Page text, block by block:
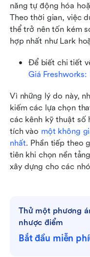
năng tự động hóa
Theo thời gian, việc
thể trở nên tốn kém
hợp nhất như Lark
Để biết chi tiết
Giá
Vì những lý do này,
kiếm các lựa chọn
các kênh kỹ thuật số
tích vào một không
nhất. Phần tiếp theo
tiên khi chọn nền
xây dựng cho các
Thử một phương
nhược điểm
Bắt đầu miễn phí